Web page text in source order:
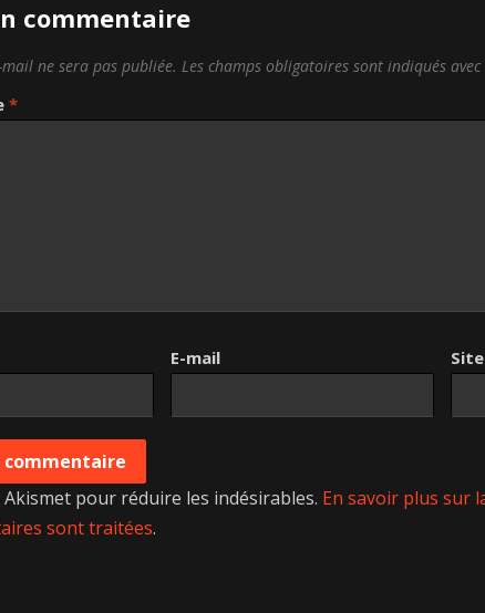
commentaire
ne sera pas publiée. Les champs obligatoires sont indiqués avec
*
E-mail
pour réduire les indésirables. En savoir plus sur
sont traitées.